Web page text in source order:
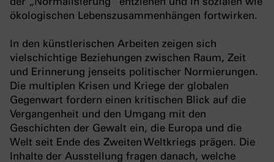
ökologischen Lebenszusammenhängen fortwirken.
In den künstlerischen Arbeiten zeigen sich
vielschichtige Beziehungen zwischen Raum, Zeit
und Erinnerung jenseits politischer Normierungen.
Die multiplen Krisen und Kriege der globalen
Gegenwart fordern einen kritischen Blick auf die
Vergangenheit und den Umgang mit den
Geschichten der Gewalt ein, die Europa und die
Welt seit Ende des Zweiten Weltkriegs prägen. Die
Inhalte der Ausstellung fragen danach, welche